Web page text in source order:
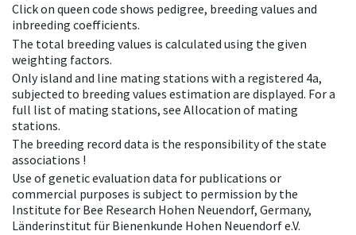
Click on queen code shows pedigree, breeding values and
inbreeding coefficients.
The total breeding values is calculated using the given
weighting factors.
Only island and line mating stations with a registered 4a,
subjected to breeding values estimation are displayed. For a
full list of mating stations, see Allocation of mating
stations.
The breeding record data is the responsibility of the state
associations !
Use of genetic evaluation data for publications or
commercial purposes is subject to permission by the
Institute for Bee Research Hohen Neuendorf, Germany,
Länderinstitut für Bienenkunde Hohen Neuendorf e.V.